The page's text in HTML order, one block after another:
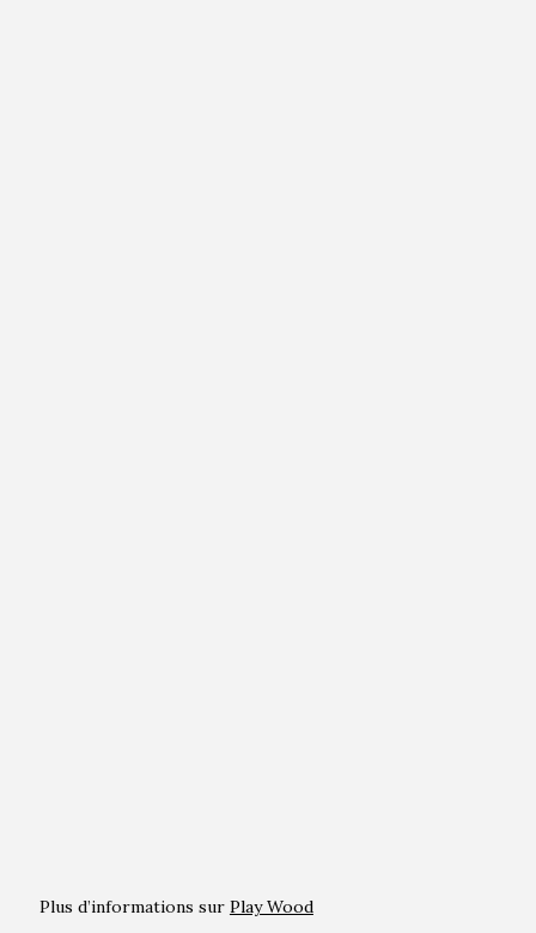
Plus d’informations sur Play Wood